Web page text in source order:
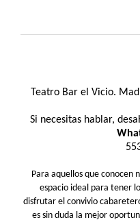
Teatro Bar el Vicio.
Si necesitas hablar,
Para aquellos que conocen
espacio ideal para tener
disfrutar el convivio
es sin duda la mejor